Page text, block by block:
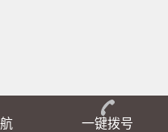
一键拨号